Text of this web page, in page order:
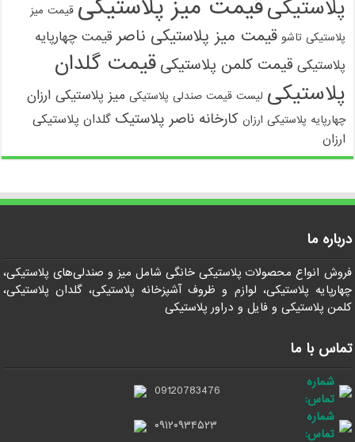
پلاستیکیقیمت میز پلاستیکی قیمت میز
پلاستیکی تاشو قیمت میز پلاستیکی ناصر قیمت چهارپایه
پلاستیکی قیمت کلمن پلاستیکی قیمت گلدان
پلاستیکی لیست قیمت صندلی پلاستیکی میز پلاستیکی ارزان
چهارپایه پلاستیکی ارزان کارخانه ناصر پلاستیک گلدان پلاستیکی
ارزان
درباره ما
فروش انواع محصولات پلاستیکی خانگی شامل میز و صندلی‌های پلاستیکی،
چهارپایه پلاستیکی، لوازم و ظروف آشپزخانه پلاستیکی، گلدان پلاستیکی،
کلمن پلاستیکی و فایل و دراور پلاستیکی
تماس با ما
شماره
تماس:
09120783476
شماره
تماس:
۰۹۱۲۰۹۳۴۵۲۳